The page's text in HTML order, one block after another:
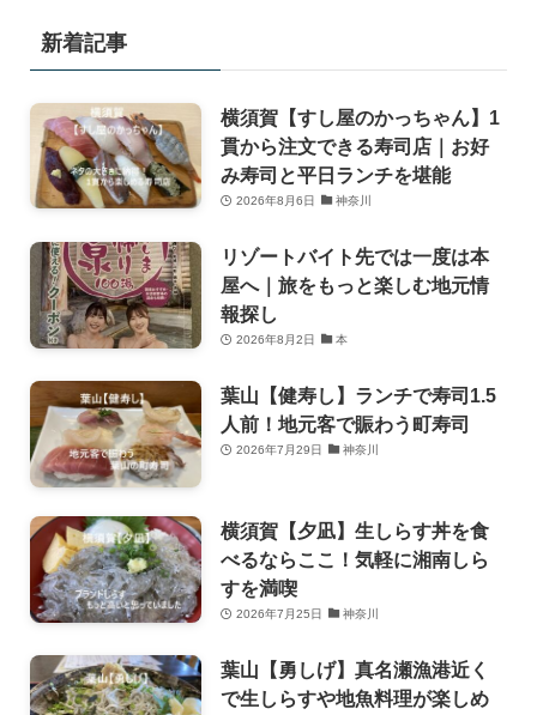
新着記事
横須賀【すし屋のかっちゃん】1
貫から注文できる寿司店｜お好
み寿司と平日ランチを堪能
2026年8月6日 神奈川
リゾートバイト先では一度は本
屋へ｜旅をもっと楽しむ地元情
報探し
2026年8月2日 本
葉山【健寿し】ランチで寿司1.5
人前！地元客で賑わう町寿司
2026年7月29日 神奈川
横須賀【夕凪】生しらす丼を食
べるならここ！気軽に湘南しら
すを満喫
2026年7月25日 神奈川
葉山【勇しげ】真名瀬漁港近く
で生しらすや地魚料理が楽しめ